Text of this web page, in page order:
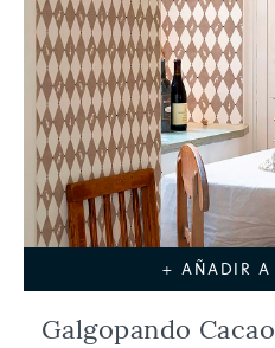
+ AÑADIR A
Galgopando